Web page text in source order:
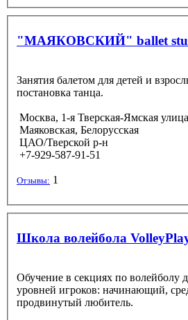
"МАЯКОВСКИЙ" ballet
Занятия балетом для детей и
постановка танца.
Москва, 1-я Тверская-Ямская
Маяковская, Белорусская
ЦАО/Тверской р-н
+7-929-587-91-51
Отзывы: 1
Школа волейбола
Обучение в секциях по волейболу
уровней игроков: начинающий,
продвинутый любитель.